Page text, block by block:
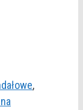
,